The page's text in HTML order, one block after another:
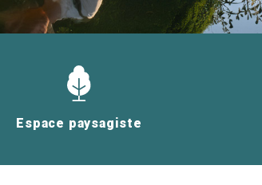
Espace paysagiste